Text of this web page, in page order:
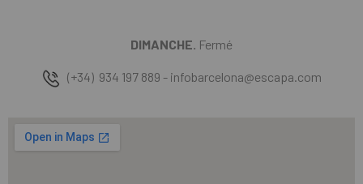
DIMANCHE. Fermé
(+34) 934 197 889 - infobarcelona@escapa.com